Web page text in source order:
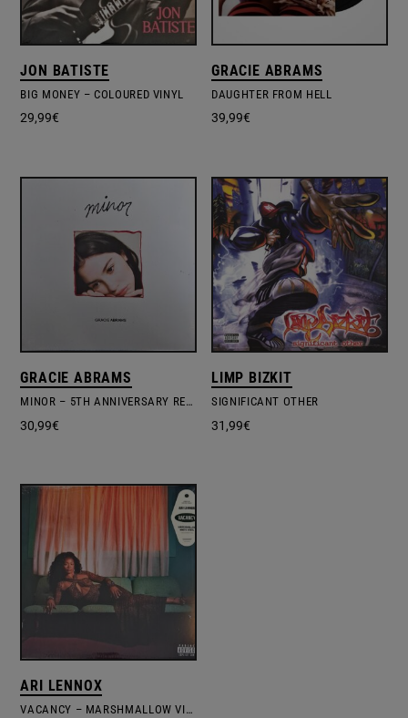
JON BATISTE
BIG MONEY – COLOURED VINYL
29,99€
GRACIE ABRAMS
DAUGHTER FROM HELL
39,99€
GRACIE ABRAMS
MINOR – 5TH ANNIVERSARY RED VINYL EDITION
30,99€
LIMP BIZKIT
SIGNIFICANT OTHER
31,99€
ARI LENNOX
VACANCY – MARSHMALLOW VINYL EDITION